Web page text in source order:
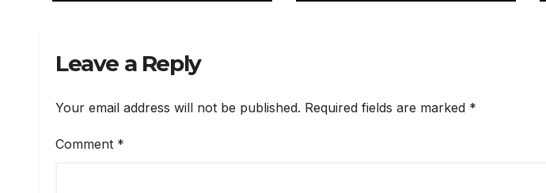
Leave a Reply
Your email address will not be published. Required fields are marked *
Comment *